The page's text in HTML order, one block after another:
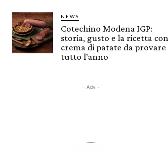
NEWS
Cotechino Modena IGP:
storia, gusto e la ricetta con
crema di patate da provare
tutto l’anno
- Adv -